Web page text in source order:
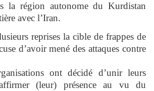
la région autonome du Kurdistan
avec l’Iran.
reprises la cible de frappes de
d’avoir mené des attaques contre
ont décidé d’unir leurs
(leur) présence au vu du